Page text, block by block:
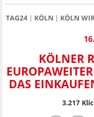
TAG24 KÖLN KÖLN
KÖLNER
DAS
3.217